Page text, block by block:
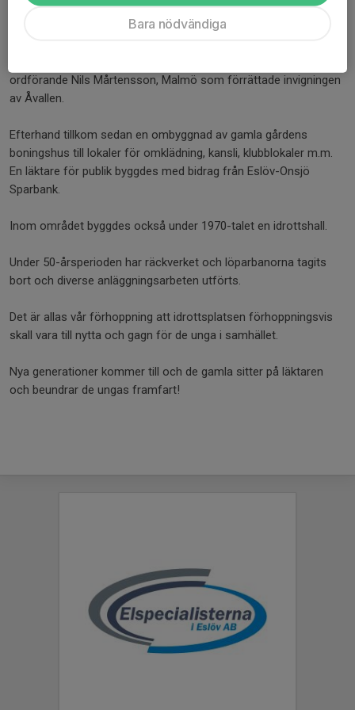
sedan.
ordförande Nils Mårtensson, Malmö som förrättade invigningen
av Åvallen.
Efterhand tillkom sedan en ombyggnad av gamla gårdens
boningshus till lokaler för omklädning, kansli, klubblokaler m.m.
En läktare för publik byggdes med bidrag från Eslöv-Onsjö
Sparbank.
Inom området byggdes också under 1970-talet en idrottshall.
Under 50-årsperioden har räckverket och löparbanorna tagits
bort och diverse anläggningsarbeten utförts.
Det är allas vår förhoppning att idrottsplatsen förhoppningsvis
skall vara till nytta och gagn för de unga i samhället.
Nya generationer kommer till och de gamla sitter på läktaren
och beundrar de ungas framfart!
Bara nödvändiga